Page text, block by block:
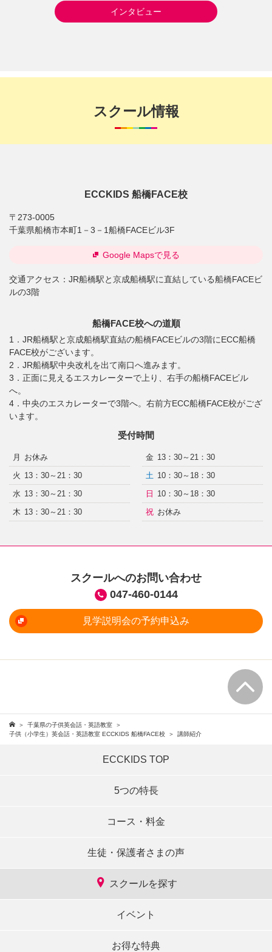
インタビュー
スクール情報
ECCKIDS 船橋FACE校
〒273-0005
千葉県船橋市本町1－3－1船橋FACEビル3F
交通アクセス： JR船橋駅と京成船橋駅に直結している船橋FACEビ
ルの3階
Google Mapsで見る
船橋FACE校への道順
1．JR船橋駅と京成船橋駅直結の船橋FACEビルの3階にECC船橋
FACE校がございます。
2．JR船橋駅中央改札を出て南口へ進みます。
3．正面に見えるエスカレーターで上り、右手の船橋FACEビル
へ。
4．中央のエスカレーターで3階へ。右前方ECC船橋FACE校がござ
います。
受付時間
月
お休み
火 13：30～21：30
水 13：30～21：30
木 13：30～21：30
金 13：30～21：30
土 10：30～18：30
日
10：30～18：30
祝 お休み
スクールへのお問い合わせ
047-460-0144
見学説明会の予約申込み
千葉県の子供英会話・英語教室
子供（小学生）英会話・英語教室 ECCKIDS 船橋FACE校
講師紹介
ECCKIDS TOP
5つの特長
コース・料金
生徒・保護者さまの声
スクールを探す
イベント
お得な特典